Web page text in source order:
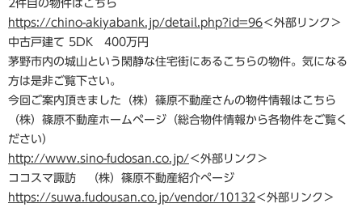
2件目の物件はこちら
https://chino-akiyabank.jp/detail.php?id=96＜外部リンク＞
中古戸建て 5DK 400万円
茅野市内の城山という閑静な住宅街にあるこちらの物件。気になる
方は是非ご覧下さい。
今回ご案内頂きました（株）篠原不動産さんの物件情報はこちら
（株）篠原不動産ホームページ（総合物件情報から各物件をご覧く
ださい）
http://www.sino-fudosan.co.jp/ ＜外部リンク＞
ココスマ諏訪 （株）篠原不動産紹介ページ
https://suwa.fudousan.co.jp/vendor/10132 ＜外部リンク＞